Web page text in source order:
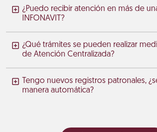
¿Puedo recibir atención en más de
INFONAVIT?
¿Qué trámites se pueden realizar
de Atención Centralizada?
Tengo nuevos registros patronales,
manera automática?